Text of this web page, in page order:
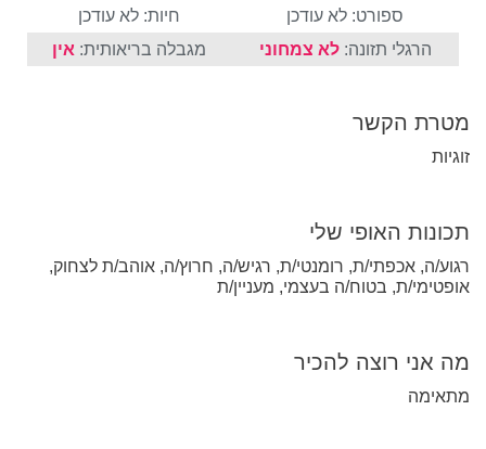
ספורט: לא עודכן
חיות: לא עודכן
הרגלי תזונה:לא צמחוני מגבלה בריאותית: אין
מטרת הקשר
זוגיות
תכונות האופי שלי
רגוע/ה, אכפתי/ת, רומנטי/ת, רגיש/ה, חרוץ/ה, אוהב/ת לצחוק,
אופטימי/ת, בטוח/ה בעצמי, מעניין/ת
מה אני רוצה להכיר
מתאימה